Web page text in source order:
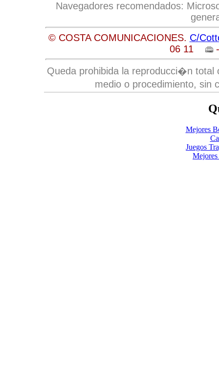
Navegadores recomendados:
© COSTA COMUNICACIONES. C/
06 11
-
Queda prohibida la reproducci�n total
medio o procedimiento, sin
Mejores
Juegos